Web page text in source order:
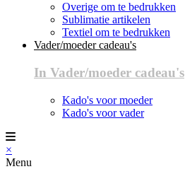
Overige om te bedrukken
Sublimatie artikelen
Textiel om te bedrukken
Vader/moeder cadeau's
In Vader/moeder cadeau's
Kado's voor moeder
Kado's voor vader
×
Menu